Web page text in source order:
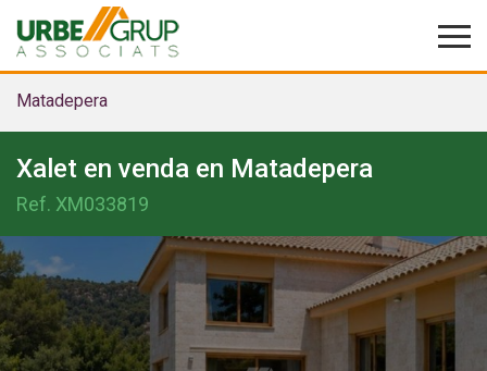
Matadepera
Xalet en venda en Matadepera
Ref. XM033819